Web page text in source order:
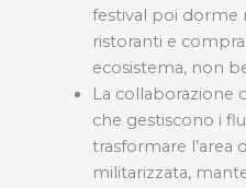
festival poi dorme
ristoranti e
ecosistema, non
La collaborazione
che gestiscono i
trasformare l’area
militarizzata,